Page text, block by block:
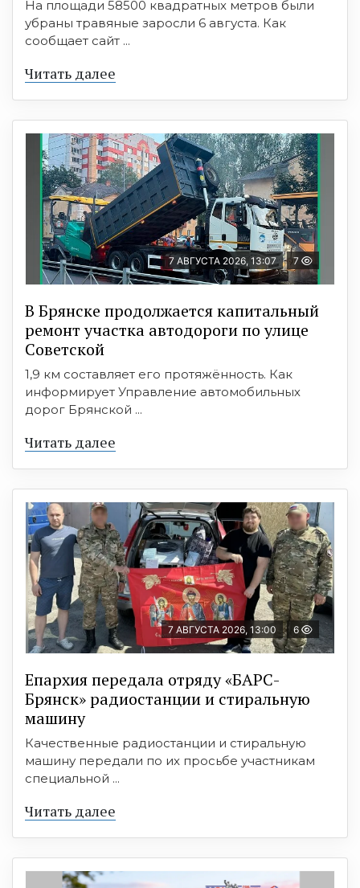
На площади 58500 квадратных метров были
убраны травяные заросли 6 августа. Как
сообщает сайт ...
Читать далее
7 АВГУСТА 2026, 13:07 7
В Брянске продолжается капитальный
ремонт участка автодороги по улице
Советской
1,9 км составляет его протяжённость. Как
информирует Управление автомобильных
дорог Брянской ...
Читать далее
7 АВГУСТА 2026, 13:00 6
Епархия передала отряду «БАРС-
Брянск» радиостанции и стиральную
машину
Качественные радиостанции и стиральную
машину передали по их просьбе участникам
специальной ...
Читать далее